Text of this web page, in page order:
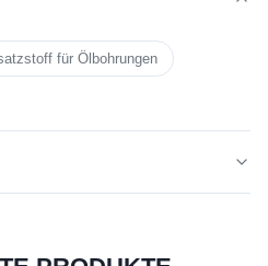
für Ölbohrungen